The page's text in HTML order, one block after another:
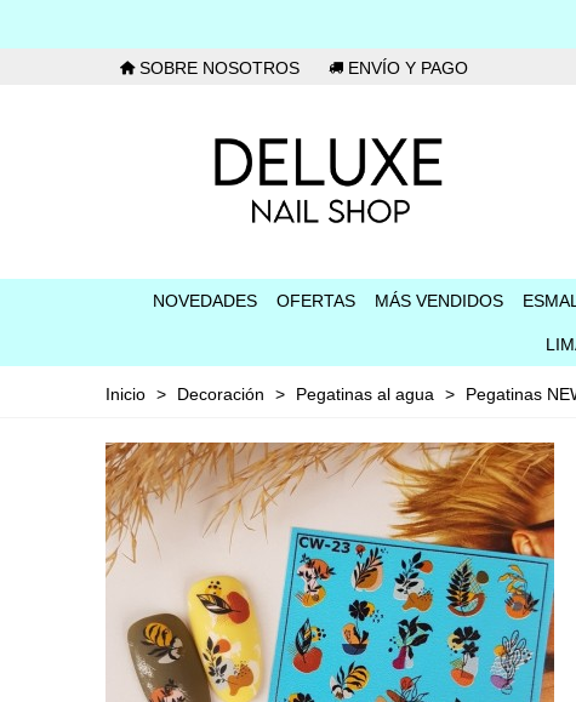
SOBRE NOSOTROS ENVÍO Y PAGO
NOVEDADES OFERTAS MÁS VENDIDOS
Inicio > Decoración > Pegatinas al agua > Pegatinas